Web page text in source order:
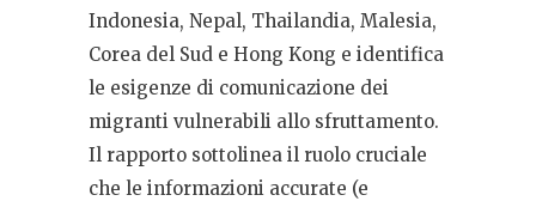
Indonesia, Nepal, Thailandia, Malesia,
Corea del Sud e Hong Kong e identifica
le esigenze di comunicazione dei
migranti vulnerabili allo sfruttamento.
Il rapporto sottolinea il ruolo cruciale
che le informazioni accurate (e